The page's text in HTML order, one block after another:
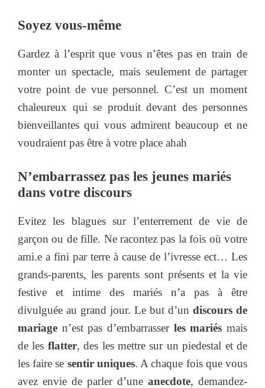
Soyez vous-même
Gardez à l’esprit que vous n’êtes pas en train de
monter un spectacle, mais seulement de partager
votre point de vue personnel. C’est un moment
chaleureux qui se produit devant des personnes
bienveillantes qui vous admirent beaucoup et ne
voudraient pas être à votre place ahah
N’embarrassez pas les jeunes mariés
dans votre discours
Evitez les blagues sur l’enterrement de vie de
garçon ou de fille. Ne racontez pas la fois où votre
ami.e a fini par terre à cause de l’ivresse ect… Les
grands-parents, les parents sont présents et la vie
festive et intime des mariés n’a pas à être
divulguée au grand jour. Le but d’un discours de
mariage n’est pas d’embarrasser les mariés mais
de les flatter, des les mettre sur un piedestal et de
les faire se sentir uniques. A chaque fois que vous
avez envie de parler d’une anecdote, demandez-